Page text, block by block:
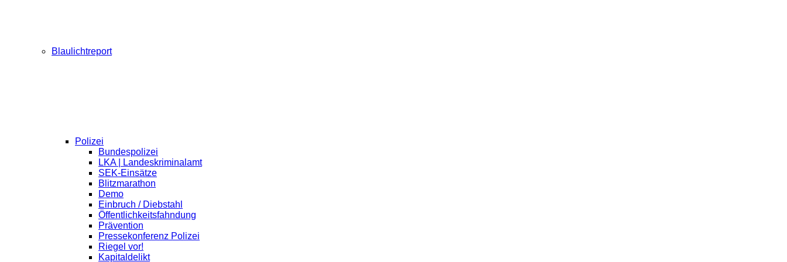
Blaulichtreport
Polizei
Bundespolizei
LKA | Landeskriminalamt
SEK-Einsätze
Blitzmarathon
Demo
Einbruch / Diebstahl
Öffentlichkeitsfahndung
Prävention
Pressekonferenz Polizei
Riegel vor!
Kapitaldelikt